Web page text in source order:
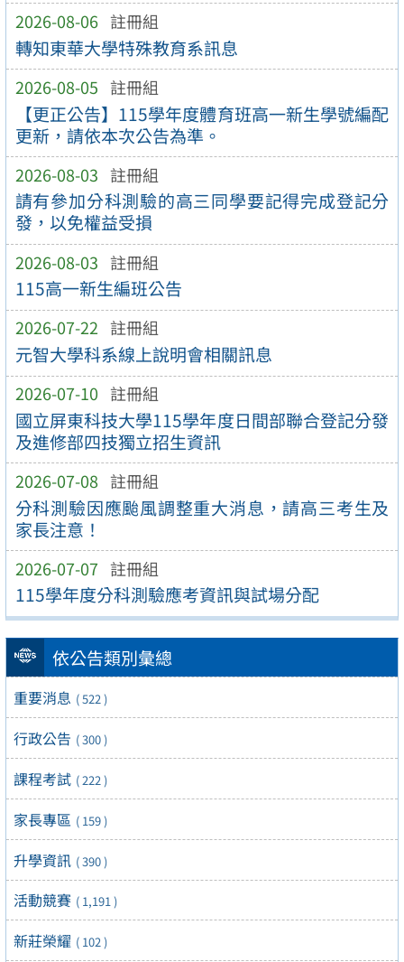
2026-08-06 註冊組
轉知東華大學特殊教育系訊息
2026-08-05 註冊組
【更正公告】115學年度體育班高一新生學號編配
更新，請依本次公告為準。
2026-08-03 註冊組
請有參加分科測驗的高三同學要記得完成登記分
發，以免權益受損
2026-08-03 註冊組
115高一新生編班公告
2026-07-22 註冊組
元智大學科系線上說明會相關訊息
2026-07-10 註冊組
國立屏東科技大學115學年度日間部聯合登記分發
及進修部四技獨立招生資訊
2026-07-08 註冊組
分科測驗因應颱風調整重大消息，請高三考生及
家長注意！
2026-07-07 註冊組
115學年度分科測驗應考資訊與試場分配
依公告類別彙總
重要消息 ( 522 )
行政公告 ( 300 )
課程考試 ( 222 )
家長專區 ( 159 )
升學資訊 ( 390 )
活動競賽 ( 1,191 )
新莊榮耀 ( 102 )